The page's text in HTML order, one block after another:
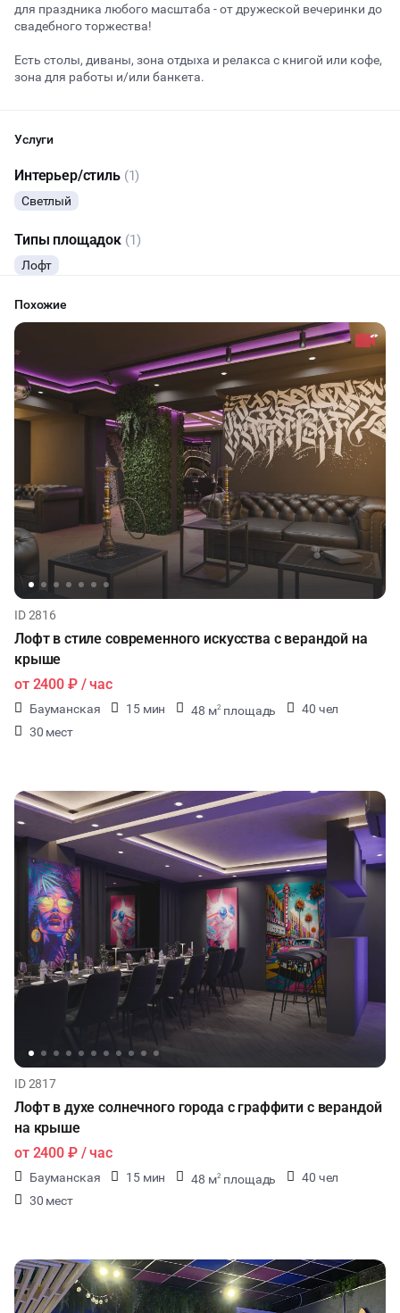
для праздника любого масштаба - от дружеской вечеринки до
свадебного торжества!
Есть столы, диваны, зона отдыха и релакса с книгой или кофе,
зона для работы и/или банкета.
Услуги
Интерьер/стиль (1)
Светлый
Типы площадок (1)
Лофт
от 3000 ₽ за час
ДЕНЬ РОЖДЕНИЯ
ДЕЛОВЫЕ МЕРОПРИЯТИЯ
КВАРТИРНИКИ
ФОТОСЕССИИ
ЙОГА И РАСТЯЖКА
ФИТНЕС
НОВЫЙ ГОД
Начало
ДАННЫЙ ЛОФТ СЕЙЧАС НЕ АКТИВЕН
ОСТАВИТЬ ЗАЯВКУ
Вы можете отменить заявку в любой момент, это бесплатно
или поменять параметры с нашим менеджером после того, как
оставите заявку
🔥 4 человека интересовались этой площадкой сегодня
Похожие
ID 2816
Лофт в стиле современного искусства с верандой на
крыше
от 2400 ₽/ час
Бауманская 15 мин 48 м2 площадь
40 чел
30 мест
ID 2817
Лофт в духе солнечного города с граффити с верандой
на крыше
от 2400 ₽/ час
Бауманская 15 мин 48 м2 площадь
40 чел
30 мест